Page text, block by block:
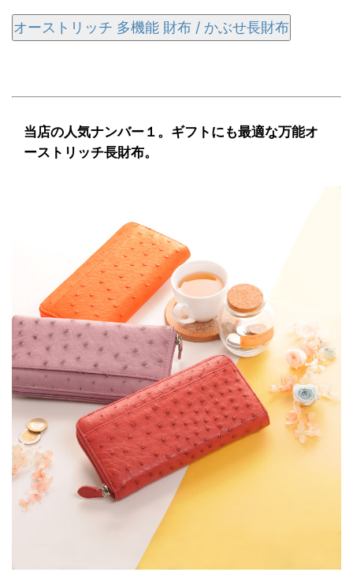
オーストリッチ 多機能 財布 / かぶせ長財布
当店の人気ナンバー１。ギフトにも最適な万能オ
ーストリッチ長財布。